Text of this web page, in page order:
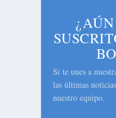
Si te unes a
las últimas
nuestro equipo.